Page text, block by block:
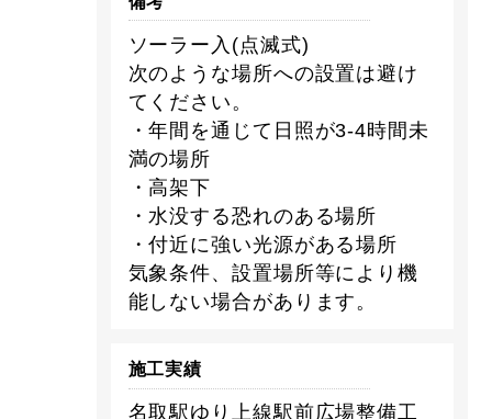
ソーラー入(点滅式)
次のような場所への設置は避け
てください。
・年間を通じて日照が3-4時間未
満の場所
・高架下
・水没する恐れのある場所
・付近に強い光源がある場所
気象条件、設置場所等により機
能しない場合があります。
施工実績
名取駅ゆり上線駅前広場整備工